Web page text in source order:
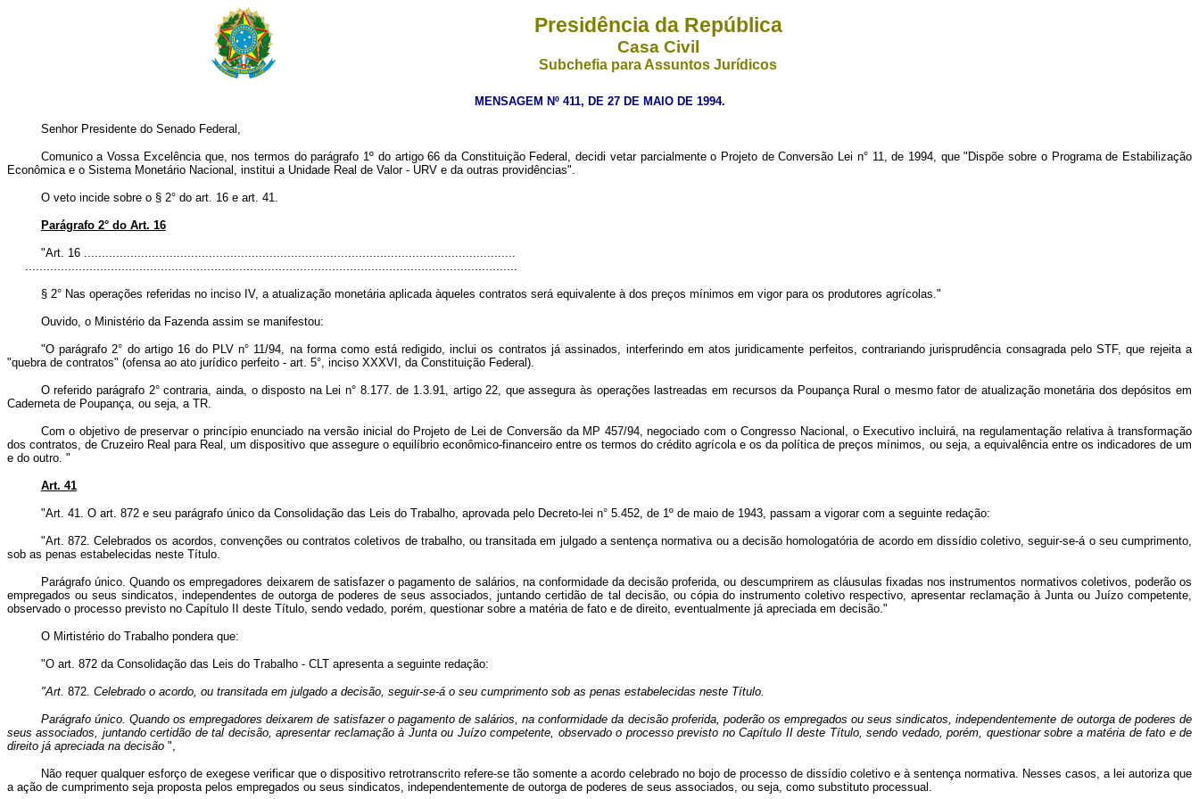
Presidência da República
Casa Civil
Subchefia para Assuntos Jurídicos
MENSAGEM Nº 411, DE 27 DE MAIO DE 1994.
Senhor Presidente do Senado Federal,
Comunico a Vossa Excelência que, nos termos do parágrafo 1º do artigo 66 da Constituição Federal, decidi vetar parcialmente o Projeto de Conversão Lei n° 11, de 1994, que "Dispõe sobre o Programa de Estabilização
Econômica e o Sistema Monetário Nacional, institui a Unidade Real de Valor - URV e da outras providências".
O veto incide sobre o § 2° do art. 16 e art. 41.
Parágrafo 2° do Art. 16
"Art. 16 .........................................................................................................................
..........................................................................................................................................
§ 2° Nas operações referidas no inciso IV, a atualização monetária aplicada àqueles contratos será equivalente à dos preços mínimos em vigor para os produtores agrícolas."
Ouvido, o Ministério da Fazenda assim se manifestou:
"O parágrafo 2° do artigo 16 do PLV n° 11/94, na forma como está redigido, inclui os contratos já assinados, interferindo em atos juridicamente perfeitos, contrariando jurisprudência consagrada pelo STF, que rejeita a
"quebra de contratos" (ofensa ao ato jurídico perfeito - art. 5°, inciso XXXVI, da Constituição Federal).
O referido parágrafo 2° contraria, ainda, o disposto na Lei n° 8.177. de 1.3.91, artigo 22, que assegura às operações lastreadas em recursos da Poupança Rural o mesmo fator de atualização monetária dos depósitos em
Caderneta de Poupança, ou seja, a TR.
Com o objetivo de preservar o princípio enunciado na versão inicial do Projeto de Lei de Conversão da MP 457/94, negociado com o Congresso Nacional, o Executivo incluirá, na regulamentação relativa à transformação
dos contratos, de Cruzeiro Real para Real, um dispositivo que assegure o equilíbrio econômico-financeiro entre os termos do crédito agrícola e os da política de preços mínimos, ou seja, a equivalência entre os indicadores de um
e do outro. "
Art. 41
"Art. 41. O art. 872 e seu parágrafo único da Consolidação das Leis do Trabalho, aprovada pelo Decreto-lei n° 5.452, de 1º de maio de 1943, passam a vigorar com a seguinte redação:
"Art. 872. Celebrados os acordos, convenções ou contratos coletivos de trabalho, ou transitada em julgado a sentença normativa ou a decisão homologatória de acordo em dissídio coletivo, seguir-se-á o seu cumprimento,
sob as penas estabelecidas neste Título.
Parágrafo único. Quando os empregadores deixarem de satisfazer o pagamento de salários, na conformidade da decisão proferida, ou descumprirem as cláusulas fixadas nos instrumentos normativos coletivos, poderão os
empregados ou seus sindicatos, independentes de outorga de poderes de seus associados, juntando certidão de tal decisão, ou cópia do instrumento coletivo respectivo, apresentar reclamação à Junta ou Juízo competente,
observado o processo previsto no Capítulo II deste Título, sendo vedado, porém, questionar sobre a matéria de fato e de direito, eventualmente já apreciada em decisão."
O Mirtistério do Trabalho pondera que:
"O art. 872 da Consolidação das Leis do Trabalho - CLT apresenta a seguinte redação:
"Art. 872. Celebrado o acordo, ou transitada em julgado a decisão, seguir-se-á o seu cumprimento sob as penas estabelecidas neste Título.
Parágrafo único. Quando os empregadores deixarem de satisfazer o pagamento de salários, na conformidade da decisão proferida, poderão os empregados ou seus sindicatos, independentemente de outorga de poderes de
seus associados, juntando certidão de tal decisão, apresentar reclamação à Junta ou Juízo competente, observado o processo previsto no Capítulo II deste Título, sendo vedado, porém, questionar sobre a matéria de fato e de
direito já apreciada na decisão ",
Não requer qualquer esforço de exegese verificar que o dispositivo retrotranscrito refere-se tão somente a acordo celebrado no bojo de processo de dissídio coletivo e à sentença normativa. Nesses casos, a lei autoriza que
a ação de cumprimento seja proposta pelos empregados ou seus sindicatos, independentemente de outorga de poderes de seus associados, ou seja, como substituto processual.